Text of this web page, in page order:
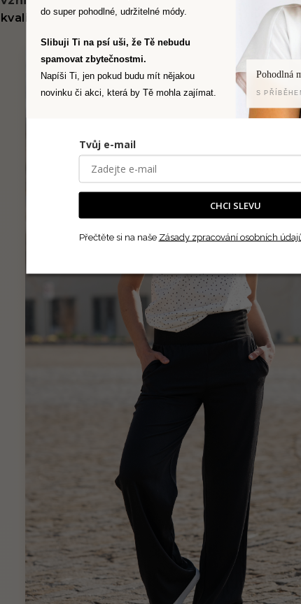
kvalita, trvanlivost a přístup k nakupování
do super pohodlné, udržitelné módy.
Slibuji Ti na psí uši, že Tě nebudu
spamovat zbytečnostmi.
Napíši Ti, jen pokud budu mít nějakou
novinku či akci, která by Tě mohla zajímat.
Pohodlná
S
Tvůj e-mail
CHCI SLEVU
Přečtěte si na naše Zásady zpracování osobních